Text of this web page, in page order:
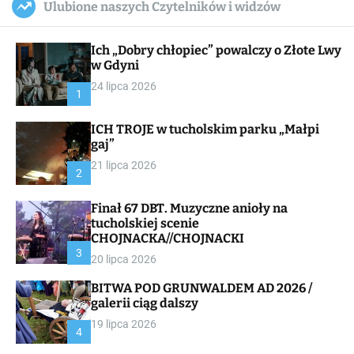
c
a
a
s
W
i
e
l
c
Ulubione naszych Czytelników i widzów
1
Ich „Dobry chłopiec” powalczy o Złote Lwy
w Gdyni
24 lipca 2026
2
ICH TROJE w tucholskim parku „Małpi
gaj”
21 lipca 2026
3
Finał 67 DBT. Muzyczne anioły na
tucholskiej scenie
CHOJNACKA//CHOJNACKI
20 lipca 2026
4
BITWA POD GRUNWALDEM AD 2026 /
galerii ciąg dalszy
19 lipca 2026